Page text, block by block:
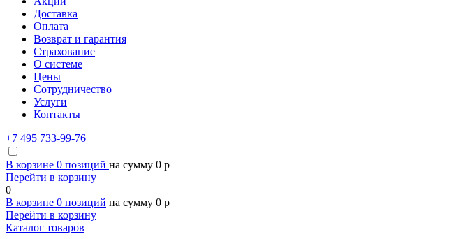
Доставка
Оплата
Возврат и гарантия
Страхование
О системе
Цены
Сотрудничество
Услуги
Контакты
+7 495 733-99-76
В корзине 0 позиций на сумму 0 p
Перейти в корзину
0
В корзине 0 позиций на сумму 0 p
Перейти в корзину
Каталог товаров